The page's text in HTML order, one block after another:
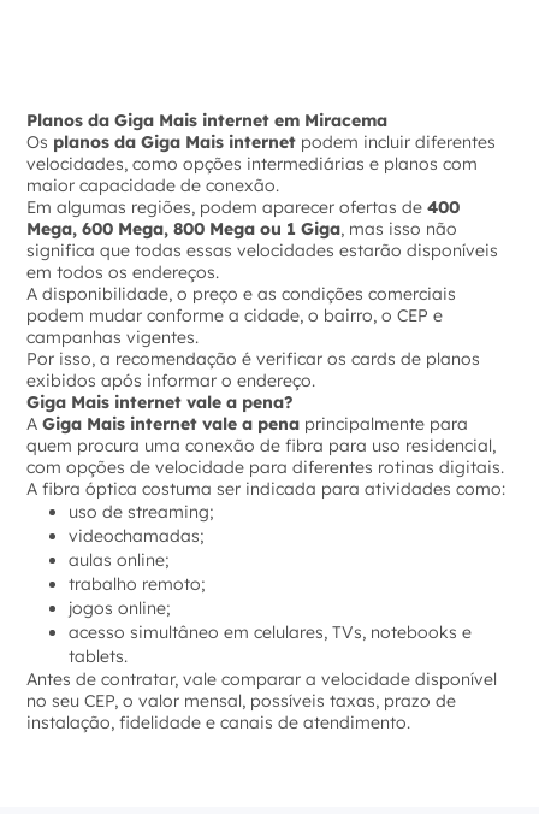
Planos da Giga Mais internet em Miracema
Os planos da Giga Mais internet podem incluir diferentes
velocidades, como opções intermediárias e planos com
maior capacidade de conexão.
Em algumas regiões, podem aparecer ofertas de400
Mega, 600 Mega, 800 Mega ou 1 Giga, mas isso não
significa que todas essas velocidades estarão disponíveis
em todos os endereços.
A disponibilidade, o preço e as condições comerciais
podem mudar conforme a cidade, o bairro, o CEP e
campanhas vigentes.
Por isso, a recomendação é verificar os cards de planos
exibidos após informar o endereço.
Giga Mais internet vale a pena?
AGiga Mais internet vale a pena principalmente para
quem procura uma conexão de fibra para uso residencial,
com opções de velocidade para diferentes rotinas digitais.
A fibra óptica costuma ser indicada para atividades como:
uso de streaming;
videochamadas;
aulas online;
trabalho remoto;
jogos online;
acesso simultâneo em celulares, TVs, notebooks e
tablets.
Antes de contratar, vale comparar a velocidade disponível
no seu CEP, o valor mensal, possíveis taxas, prazo de
instalação, fidelidade e canais de atendimento.